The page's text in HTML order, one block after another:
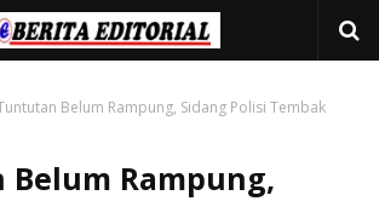
Belum Rampung, Sidang Polisi Tembak
Rampung,